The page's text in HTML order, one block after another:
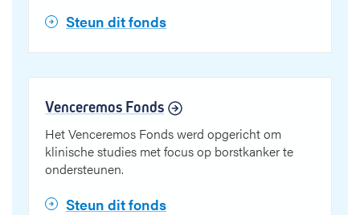
Steun dit fonds
Venceremos Fonds
Het Venceremos Fonds werd opgericht om
klinische studies met focus op borstkanker te
ondersteunen.
Steun dit fonds